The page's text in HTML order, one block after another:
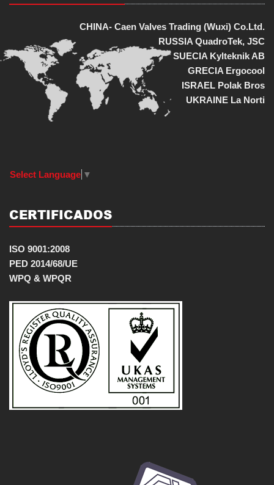
CHINA- Caen Valves Trading (Wuxi) Co.Ltd.
RUSSIA QuadroTek, JSC
SUECIA Kylteknik AB
GRECIA Ergocool
ISRAEL Polak Bros
UKRAINE La Norti
Select Language ▼
CERTIFICADOS
ISO 9001:2008
PED 2014/68/UE
WPQ & WPQR